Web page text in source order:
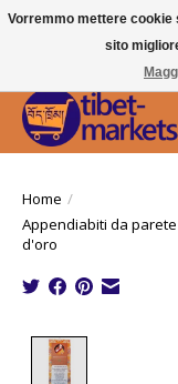
Handwerkskunst vom
Holen Sie sich ein Stück
Home /
Appendiabiti da
d'oro
Vorremmo mettere
sito